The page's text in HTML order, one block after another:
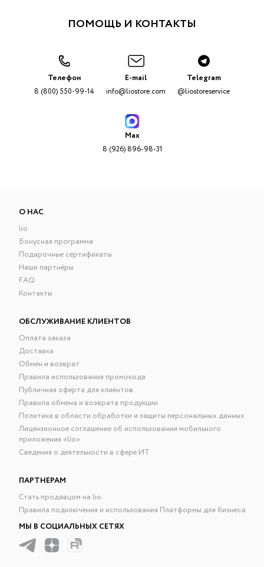
ПОМОЩЬ И КОНТАКТЫ
Телефон
8 (800) 550-99-14
E-mail
info@liostore.com
Telegram
@liostoreservice
Max
8 (926) 896-98-31
О НАС
lio
Бонусная программа
Подарочные сертификаты
Наши партнёры
FAQ
Контакты
ОБСЛУЖИВАНИЕ КЛИЕНТОВ
Оплата заказа
Доставка
Обмен и возврат
Правила использования промокода
Публичная оферта для клиентов
Правила обмена и возврата продукции
Политика в области обработки и защиты персональных данных
Лицензионное соглашение об использовании мобильного
приложения «lío»
Сведения о деятельности в сфере ИТ
ПАРТНЕРАМ
Стать продавцом на lio
Правила подключения и использования Платформы для бизнеса
МЫ В СОЦИАЛЬНЫХ СЕТЯХ